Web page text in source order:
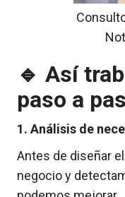
🔹 Así
paso a
1. Análisis de
Antes de diseñar
negocio y